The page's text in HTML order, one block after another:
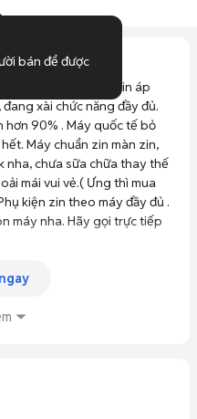
đang xài, vỏ chuẩn zin áp
xài chức năng đầy đủ.
hơn 90% . Máy quốc tế bỏ
Máy chuẩn zin màn zin,
chưa sữa chữa thay thế
mái vui vẻ.( Ưng thì mua
kiện zin theo máy đầy đủ .
máy nha. Hãy gọi trực tiếp
bán để được